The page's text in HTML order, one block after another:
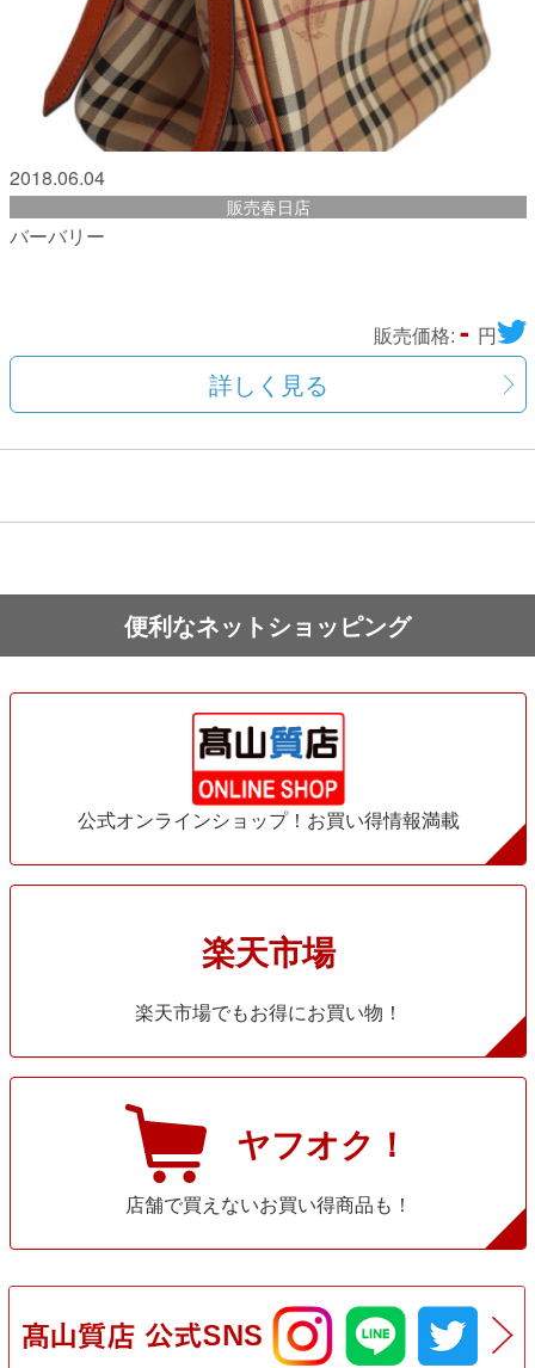
2018.06.04
販売春日店
バーバリー
販売価格:- 円
詳しく見る
便利なネットショッピング
公式オンラインショップ！お買い得情報満載
楽天市場
楽天市場でもお得にお買い物！
ヤフオク！
店舗で買えないお買い得商品も！